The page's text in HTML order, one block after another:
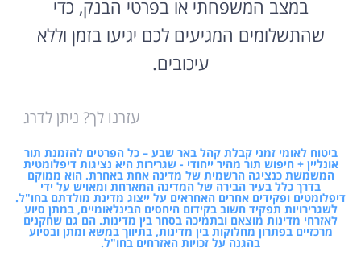
במצב המשפחתי או בפרטי הבנק, כדי
שהתשלומים המגיעים לכם יגיעו בזמן וללא
עיכובים.
עזרנו לך? ניתן לדרג
ביטוח לאומי זמני קבלת קהל באר שבע – כל הפרטים להזמנת תור
אונליין + חיפוש תור מהיר ייחודי - שגרירות היא נציגות דיפלומטית
המשמשת כנציגה הרשמית של מדינה אחת באחרת. הוא ממוקם
בדרך כלל בעיר הבירה של המדינה המארחת ומאויש על ידי
דיפלומטים ופקידים אחרים האחראים על ייצוג מדינת מולדתם בחו"ל.
לשגרירויות תפקיד חשוב בקידום היחסים הבינלאומיים, במתן סיוע
לאזרחי מדינות מוצאם ובתמיכה בסחר בין מדינות. הם גם שחקנים
מרכזיים בפתרון מחלוקות בין מדינות, בתיווך במשא ומתן ובסיוע
בהגנה על זכויות האזרחים בחו"ל.